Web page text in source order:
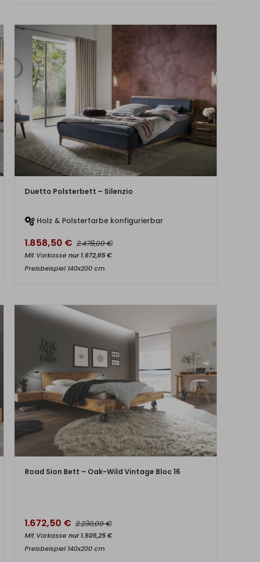
ZUM PRODUKT
Duetto Polsterbett – Silenzio
Holz & Polsterfarbe konfigurierbar
1.858,50 € 2.478,00€
Mit Vorkasse nur1.672,65€
Preisbeispiel 140x200 cm
ZUM PRODUKT
Road Sion Bett – Oak-Wild Vintage Bloc 16
1.672,50 € 2.230,00€
Mit Vorkasse nur1.505,25€
Preisbeispiel 140x200 cm